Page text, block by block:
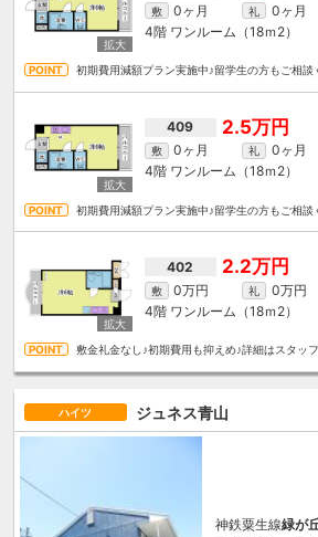
敷 0ヶ月 礼
0ヶ月
4階 ワンルーム（18ｍ 2）
初期費用減額プラン実施中♪留学生の方もご相談
409 2.5万円
敷 0ヶ月 礼
0ヶ月
4階 ワンルーム（18ｍ 2）
初期費用減額プラン実施中♪留学生の方もご相談
402 2.2万円
敷 0万円 礼
0万円
4階 ワンルーム（18ｍ 2）
敷金礼金なし♪初期費用も抑えめ♪詳細はスタッフ
ハイツ ジュネス青山
神鉄粟生線緑が